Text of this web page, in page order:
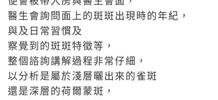
醫生會詢問面上的斑斑出現時的年紀，
與及日常習慣及
察覺到的斑斑特徵等，
整個諮詢講解過程非常仔細，
以分析是屬於淺層曬出來的雀斑
還是深層的荷爾蒙斑，